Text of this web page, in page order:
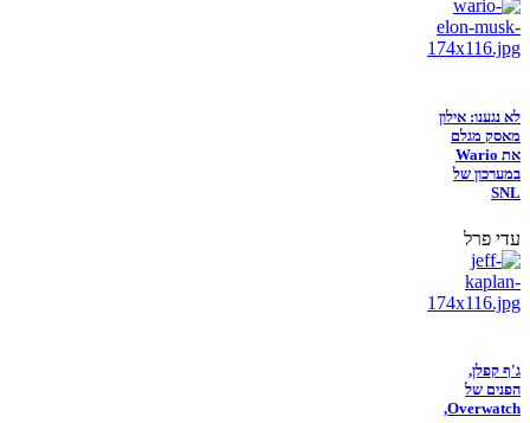
לא נגענו: אילון
מאסק מגלם
את Wario
במערכון של
SNL
עדי פרל
ג'ף קפלן,
הפנים של
Overwatch,